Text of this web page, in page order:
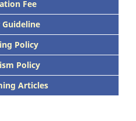
Fee
Policy
Policy
Articles